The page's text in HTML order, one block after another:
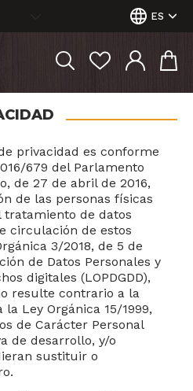
ES
privacidad es conforme
679 del Parlamento
de 27 de abril de 2016,
de las personas físicas
de datos
circulación de estos
3/2018, de 5 de
de Datos Personales y
digitales (LOPDGDD),
resulte contrario a la
Ley Orgánica 15/1999,
de Carácter Personal
de desarrollo, y/o
sustituir o